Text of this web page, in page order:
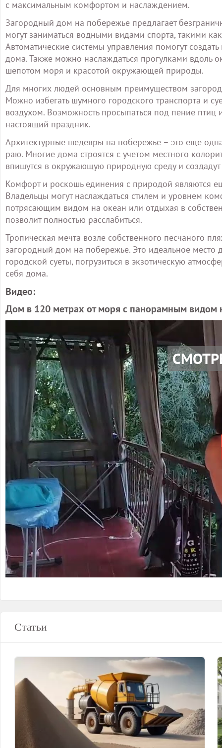
с максимальным комфортом и наслаждением.
Загородный дом на побережье предлагает
могут заниматься водными видами спорта, такими
Автоматические системы управления помогут
дома. Также можно наслаждаться прогулками вдоль
шепотом моря и красотой окружающей природы.
Для многих людей основным преимуществом
Можно избегать шумного городского транспорта и
воздухом. Возможность просыпаться под пение
настоящий праздник.
Архитектурные шедевры на побережье – это еще
раю. Многие дома строятся с учетом местного
впишутся в окружающую природную среду и
Комфорт и роскошь единения с природой являются
Владельцы могут наслаждаться стилем и уровнем
потрясающим видом на океан или отдыхая в
позволит полностью расслабиться.
Тропическая мечта возле собственного песчаного
загородный дом на побережье. Это идеальное место
городской суеты, погрузиться в экзотическую
себя дома.
Видео:
Дом в 120 метрах от моря с панорамным видом
Статьи